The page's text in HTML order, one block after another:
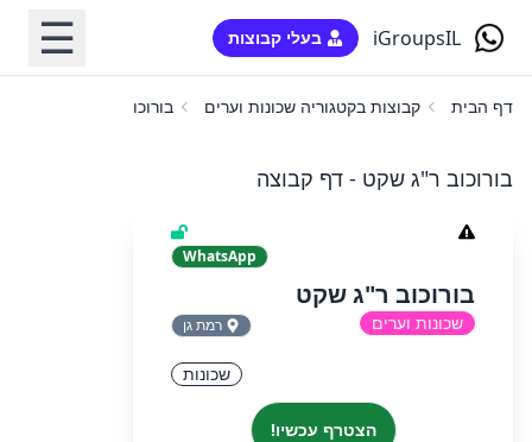
iGroupsIL בעלי קבוצות ☰
דף הבית קבוצות בקטגוריה שכונות וערים בורוכוב ר"ג שקט
בורוכוב ר"ג שקט - דף קבוצה
WhatsApp
בורוכוב ר"ג שקט
שכונות וערים רמת גן
שכונות
הצטרף עכשיו!